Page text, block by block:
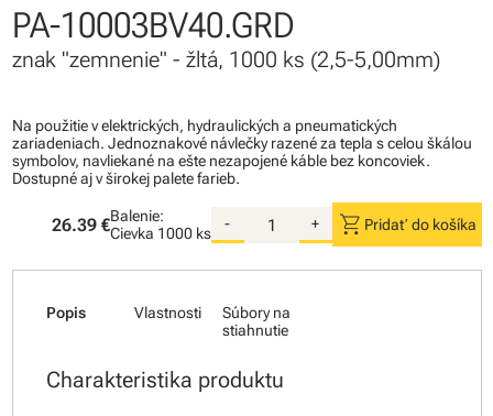
PA-10003BV40.GRD
znak "zemnenie" - žltá, 1000 ks (2,5-5,00mm)
Na použitie v elektrických, hydraulických a pneumatických
zariadeniach. Jednoznakové návlečky razené za tepla s celou škálou
symbolov, navliekané na ešte nezapojené káble bez koncoviek.
Dostupné aj v širokej palete farieb.
26.39 €Balenie:
Cievka 1000 ks
- + shopping_cart Pridať do košíka
Popis Vlastnosti
Súbory na
stiahnutie
Charakteristika produktu